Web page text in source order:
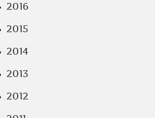
2016
2015
2014
2013
2012